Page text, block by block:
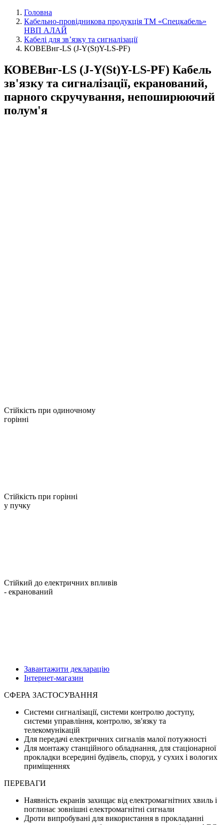
Головна
Кабельно-провідникова продукція ТМ «Спецкабель»
НВП АЛАЙ
Кабелі для зв’язку та сигналізації
КОВЕВнг-LS (J-Y(St)Y-LS-PF)
КОВЕВнг-LS (J-Y(St)Y-LS-PF) Кабель
зв'язку та сигналізації, екранований,
парного скручування, непоширюючий
полум'я
Стійкість при одиночному
горінні
Стійкість при горінні
у пучку
Стійкий до електричних впливів
- екранований
Завантажити декларацію
Інтернет-магазин
СФЕРА ЗАСТОСУВАННЯ
Системи сигналізації, системи контролю доступу,
системи управління, контролю, зв'язку та
телекомунікацій
Для передачі електричних сигналів малої потужності
Для монтажу станційного обладнання, для стаціонарної
прокладки всередині будівель, споруд, у сухих і вологих
приміщеннях
ПЕРЕВАГИ
Наявність екранів захищає від електромагнітних хвиль і
поглинає зовнішні електромагнітні сигнали
Дроти випробувані для використання в прокладанні